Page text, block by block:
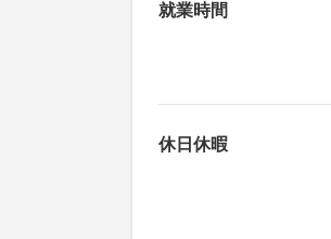
就業時間
休日休暇